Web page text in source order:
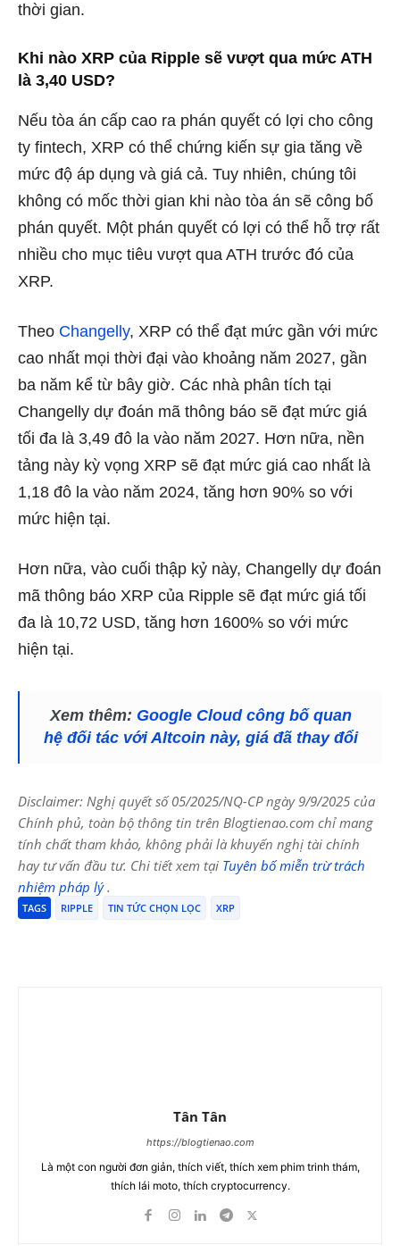
thời gian.
Khi nào XRP của Ripple sẽ vượt qua mức ATH
là 3,40 USD?
Nếu tòa án cấp cao ra phán quyết có lợi cho công
ty fintech, XRP có thể chứng kiến ​​sự gia tăng về
mức độ áp dụng và giá cả. Tuy nhiên, chúng tôi
không có mốc thời gian khi nào tòa án sẽ công bố
phán quyết. Một phán quyết có lợi có thể hỗ trợ rất
nhiều cho mục tiêu vượt qua ATH trước đó của
XRP.
Theo Changelly, XRP có thể đạt mức gần với mức
cao nhất mọi thời đại vào khoảng năm 2027, gần
ba năm kể từ bây giờ. Các nhà phân tích tại
Changelly dự đoán mã thông báo sẽ đạt mức giá
tối đa là 3,49 đô la vào năm 2027. Hơn nữa, nền
tảng này kỳ vọng XRP sẽ đạt mức giá cao nhất là
1,18 đô la vào năm 2024, tăng hơn 90% so với
mức hiện tại.
Hơn nữa, vào cuối thập kỷ này, Changelly dự đoán
mã thông báo XRP của Ripple sẽ đạt mức giá tối
đa là 10,72 USD, tăng hơn 1600% so với mức
hiện tại.
Xem thêm: Google Cloud công bố quan
hệ đối tác với Altcoin này, giá đã thay đổi
Disclaimer: Nghị quyết số 05/2025/NQ-CP ngày 9/9/2025 của
Chính phủ, toàn bộ thông tin trên Blogtienao.com chỉ mang
tính chất tham khảo, không phải là khuyến nghị tài chính
hay tư vấn đầu tư. Chi tiết xem tại Tuyên bố miễn trừ trách
nhiệm pháp lý.
TAGS RIPPLE TIN TỨC CHỌN LỌC XRP
Tân Tân
https://blogtienao.com
Là một con người đơn giản, thích viết, thích xem phim trinh thám,
thích lái moto, thích cryptocurrency.